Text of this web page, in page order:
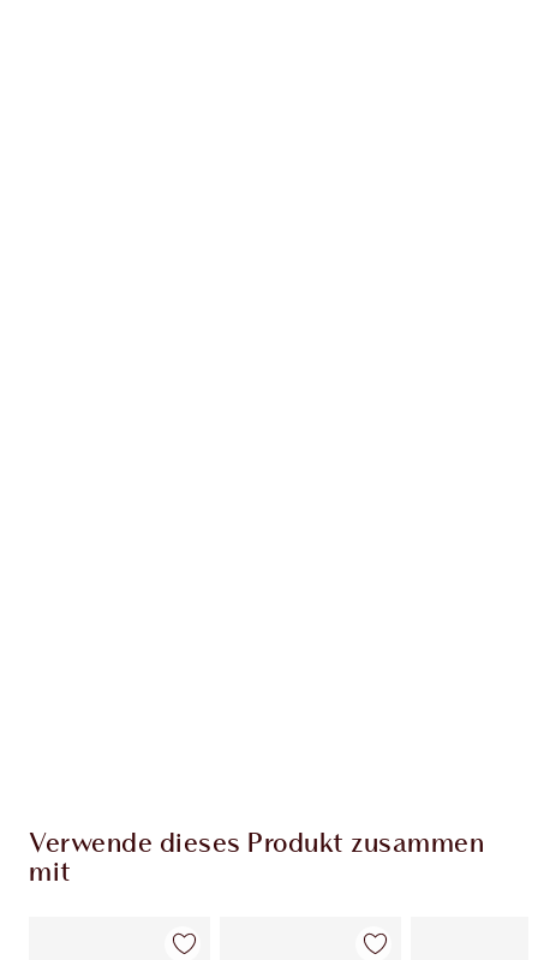
Verwende dieses Produkt zusammen
mit